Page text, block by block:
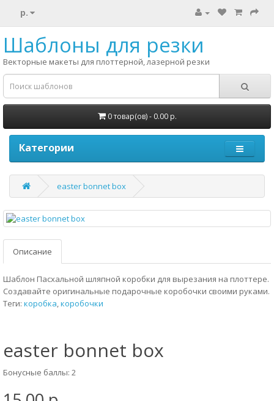
р.
Шаблоны для резки
Векторные макеты для плоттерной, лазерной резки
0 товар(ов) - 0.00 р.
Категории
easter bonnet box
Описание
Шаблон Пасхальной шляпной коробки для вырезания на плоттере.
Создавайте оригинальные подарочные коробочки своими руками.
Теги: коробка,коробочки
easter bonnet box
Бонусные баллы: 2